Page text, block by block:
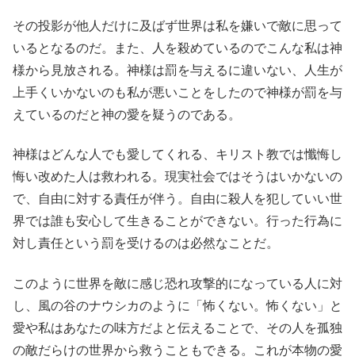
その投影が他人だけに及ばず世界は私を嫌いで敵に思って
いるとなるのだ。また、人を殺めているのでこんな私は神
様から見放される。神様は罰を与えるに違いない、人生が
上手くいかないのも私が悪いことをしたので神様が罰を与
えているのだと神の愛を疑うのである。
神様はどんな人でも愛してくれる、キリスト教では懺悔し
悔い改めた人は救われる。現実社会ではそうはいかないの
で、自由に対する責任が伴う。自由に殺人を犯していい世
界では誰も安心して生きることができない。行った行為に
対し責任という罰を受けるのは必然なことだ。
このように世界を敵に感じ恐れ攻撃的になっている人に対
し、風の谷のナウシカのように「怖くない。怖くない」と
愛や私はあなたの味方だよと伝えることで、その人を孤独
の敵だらけの世界から救うこともできる。これが本物の愛